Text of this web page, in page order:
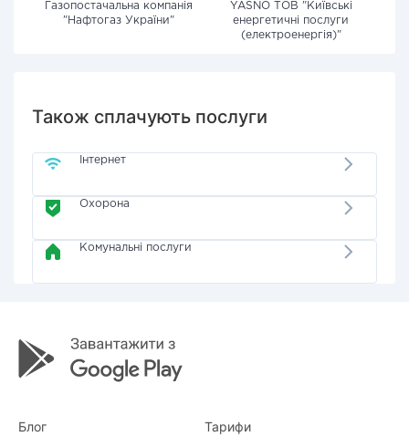
Газопостачальна компанія
"Нафтогаз України"
YASNO ТОВ "Київські
енергетичні послуги
(електроенергія)"
Також сплачують послуги
Інтернет
Охорона
Комунальні послуги
Блог Тарифи